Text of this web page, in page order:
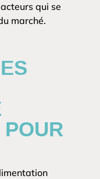
qui se
marché.